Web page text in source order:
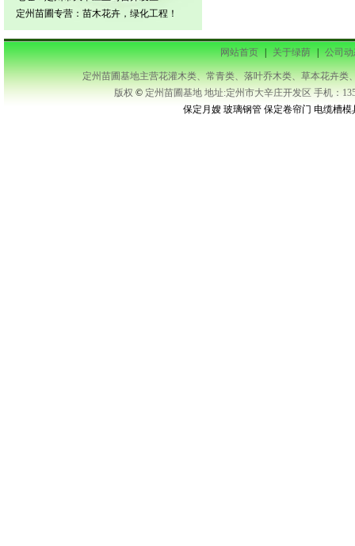
定州苗圃专营：苗木花卉，绿化工程！
网站首页 | 关于绿荫 | 公司
定州苗圃基地主营花灌木类、常青类、落叶乔木类、草本花卉类
版权© 定州苗圃基地 地址:定州市大辛庄开发区 手机：
保定月嫂 玻璃钢管 保定卷帘门 电缆槽模